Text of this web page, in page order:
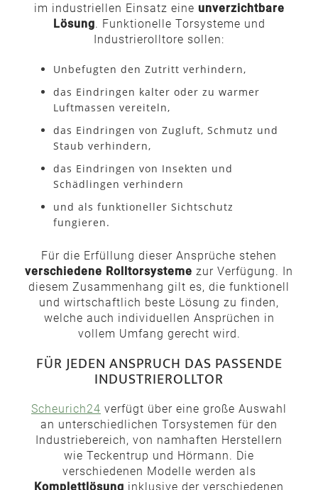
im industriellen Einsatz eine unverzichtbare
Lösung. Funktionelle Torsysteme und
Industrierolltore sollen:
Unbefugten den Zutritt verhindern,
das Eindringen kalter oder zu warmer
Luftmassen vereiteln,
das Eindringen von Zugluft, Schmutz und
Staub verhindern,
das Eindringen von Insekten und
Schädlingen verhindern
und als funktioneller Sichtschutz
fungieren.
Für die Erfüllung dieser Ansprüche stehen
verschiedene Rolltorsysteme zur Verfügung. In
diesem Zusammenhang gilt es, die funktionell
und wirtschaftlich beste Lösung zu finden,
welche auch individuellen Ansprüchen in
vollem Umfang gerecht wird.
FÜR JEDEN ANSPRUCH DAS PASSENDE
INDUSTRIEROLLTOR
Scheurich24 verfügt über eine große Auswahl
an unterschiedlichen Torsystemen für den
Industriebereich, von namhaften Herstellern
wie Teckentrup und Hörmann. Die
verschiedenen Modelle werden als
Komplettlösung inklusive der verschiedenen